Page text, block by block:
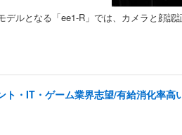
ルとなる「ee1-R」では、カメラと顔
ト・IT・ゲーム業界志望/有給消化率